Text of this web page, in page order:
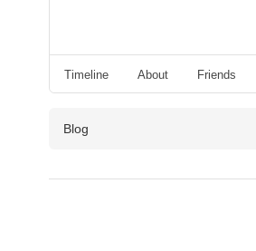
Timeline About Friends
Blog